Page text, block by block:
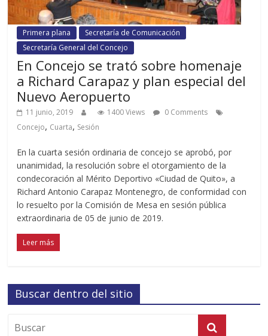
Primera plana
Secretaría de Comunicación
Secretaría General del Concejo
En Concejo se trató sobre homenaje
a Richard Carapaz y plan especial del
Nuevo Aeropuerto
11 junio, 2019 1400 Views
0 Comments
Concejo, Cuarta, Sesión
En la cuarta sesión ordinaria de concejo se aprobó, por
unanimidad, la resolución sobre el otorgamiento de la
condecoración al Mérito Deportivo «Ciudad de Quito», a
Richard Antonio Carapaz Montenegro, de conformidad con
lo resuelto por la Comisión de Mesa en sesión pública
extraordinaria de 05 de junio de 2019.
Leer más
Buscar dentro del sitio